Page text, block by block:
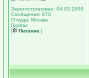
Зарегистрирован: 04.03.2009
Сообщения: 970
Откуда: Москва
Группы:
[
Питание ]